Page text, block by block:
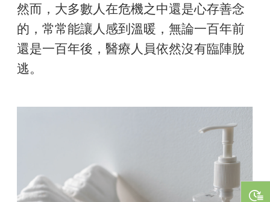
然而，大多數人在危機之中還是心存善念
的，常常能讓人感到溫暖，無論一百年前
還是一百年後，醫療人員依然沒有臨陣脫
逃。